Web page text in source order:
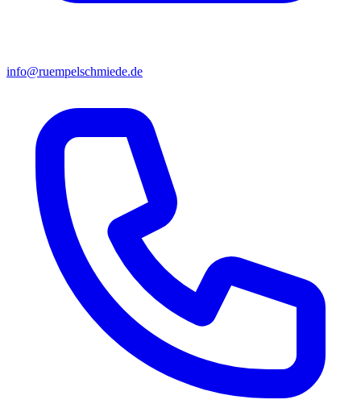
info@ruempelschmiede.de